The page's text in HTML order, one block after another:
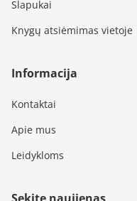
Slapukai
Knygų atsiėmimas vietoje
Informacija
Kontaktai
Apie mus
Leidykloms